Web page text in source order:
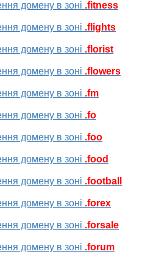
домену в зоні .fitness
домену в зоні .flights
домену в зоні .florist
домену в зоні .flowers
домену в зоні .fm
домену в зоні .fo
домену в зоні .foo
домену в зоні .food
домену в зоні .football
домену в зоні .forex
домену в зоні .forsale
домену в зоні .forum